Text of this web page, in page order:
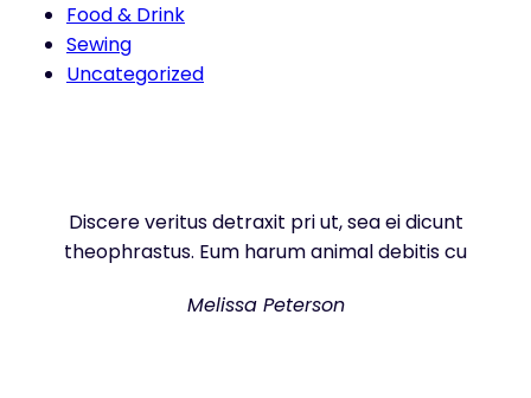
Food & Drink
Sewing
Uncategorized
Discere veritus detraxit pri ut, sea ei dicunt
theophrastus. Eum harum animal debitis cu
Melissa Peterson